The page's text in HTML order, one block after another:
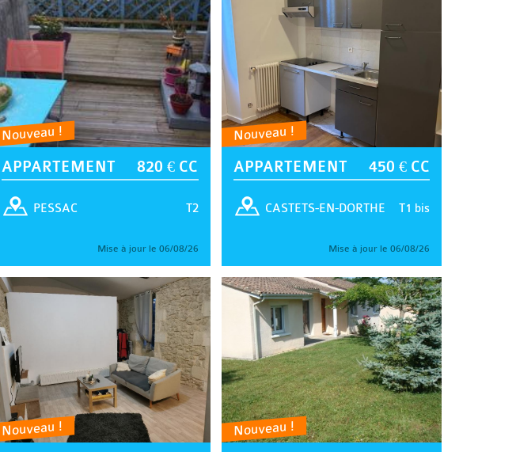
Nouveau !
APPARTEMENT 820 € CC
T2
PESSAC
Mise à jour le 06/08/26
Nouveau !
APPARTEMENT 450 € CC
T1 bis
CASTETS-EN-DORTHE
Mise à jour le 06/08/26
Nouveau ! Nouveau !